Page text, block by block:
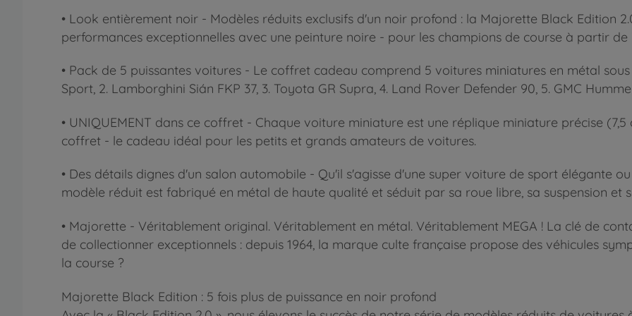
• Look entièrement noir - Modèles réduits exclusifs d'un noir profond : la Majorette Black Edition
performances exceptionnelles avec une peinture noire - pour les champions de course à partir de
• Pack de 5 puissantes voitures - Le coffret cadeau comprend 5 voitures miniatures en métal
Sport, 2. Lamborghini Sián FKP 37, 3. Toyota GR Supra, 4. Land Rover Defender 90, 5. GMC
• UNIQUEMENT dans ce coffret - Chaque voiture miniature est une réplique miniature précise
coffret - le cadeau idéal pour les petits et grands amateurs de voitures.
• Des détails dignes d'un salon automobile - Qu'il s'agisse d'une super voiture de sport élégante
modèle réduit est fabriqué en métal de haute qualité et séduit par sa roue libre, sa suspension et
• Majorette - Véritablement original. Véritablement en métal. Véritablement MEGA ! La clé de
de collectionner exceptionnels : depuis 1964, la marque culte française propose des véhicules
la course ?
Majorette Black Edition : 5 fois plus de puissance en noir profond